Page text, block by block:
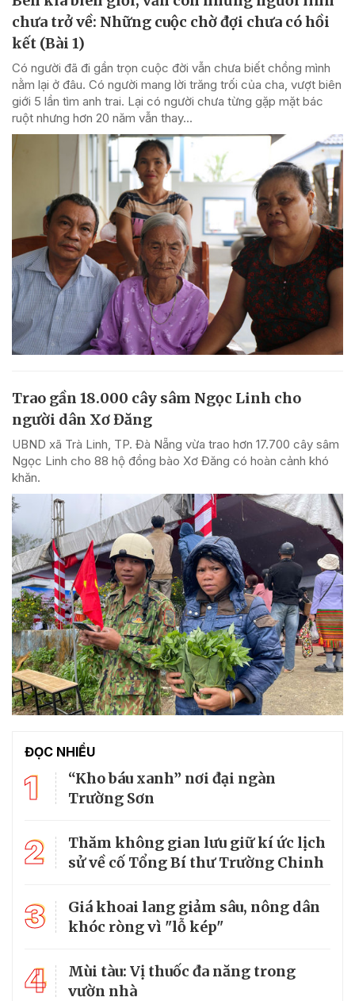
chưa trở về: Những cuộc chờ đợi chưa có hồi
kết (Bài 1)
Có người đã đi gần trọn cuộc đời vẫn chưa biết chồng mình
nằm lại ở đâu. Có người mang lời trăng trối của cha, vượt biên
giới 5 lần tìm anh trai. Lại có người chưa từng gặp mặt bác
ruột nhưng hơn 20 năm vẫn thay...
Trao gần 18.000 cây sâm Ngọc Linh cho
người dân Xơ Đăng
UBND xã Trà Linh, TP. Đà Nẵng vừa trao hơn 17.700 cây sâm
Ngọc Linh cho 88 hộ đồng bào Xơ Đăng có hoàn cảnh khó
khăn.
ĐỌC NHIỀU
1
“Kho báu xanh” nơi đại ngàn
Trường Sơn
2
Thăm không gian lưu giữ kí ức lịch
sử về cố Tổng Bí thư Trường Chinh
3
Giá khoai lang giảm sâu, nông dân
khóc ròng vì "lỗ kép"
4
Mùi tàu: Vị thuốc đa năng trong
vườn nhà